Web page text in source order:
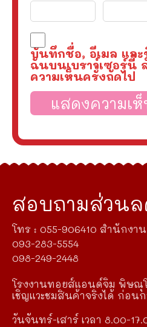
บันทึกชื่อ, อีเมล และ
ฉันบนเบราว์เซอร์นี้
ความเห็นครั้งถัดไป
สอบถามส่วน
โทร : 055-906410 สำนักงาน
093-283-5554
098-249-2448
โรงงานทอยส์แอนด์จิม พิษณุ
เชิญแวะชมสินค้าจริงได้ ก่อน
วันจันทร์-เสาร์ เวลา 8.00-